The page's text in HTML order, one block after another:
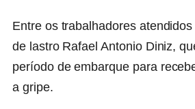
Entre os trabalhadores
de lastro Rafael Antonio Diniz,
período de embarque para
a gripe.